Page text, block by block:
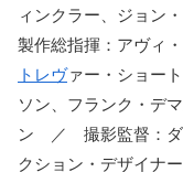
ィンクラー、ジョン
製作総指揮：アヴィ
トレヴァー・ショー
ソン、フランク・デ
ン ／ 撮影監督：
クション・デザイナ